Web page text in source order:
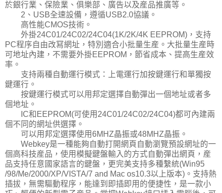
於銀行業、保險業、俱樂部、廣告以及産品推廣等。
2、USB全速設備，遵循USB2.0協議。
高性能CMOS技術。
外掛24C01/24C02/24C04(1K/2K/4K EEPROM)，支持
PC程序自由改冩網址，特別適合小批量生産。大批量生産時
可地址內建，不需要外掛EEPROM，節省成本、提高生産效
率。
支持兩種自動運行模式：上電運行加按鍵運行和單獨按
鍵運行。
按鍵運行模式可以用邦定選擇自動彈出一個地址或者多
個地址。
IC和EEPROM(可使用24C01/24C02/24C04)都可內建兩
個不同的網址供選擇。
可以用邦定選擇使用6MHZ晶振或48MHZ晶振。
Webkey是一種能夠自動打開網頁自動瀏覽預設網址的一
個高科技産品，使用模擬鍵盤輸入的方式自動彈出網頁，産
品支持任意國家語言的鍵盤，更完美支持多種繫統(Win95
/98/Me/2000/XP/VISTA/7 and Mac os10.3以上版本)。支持熱
插拔，無需驅動程序，能達到即插即用的便捷性，是一款小